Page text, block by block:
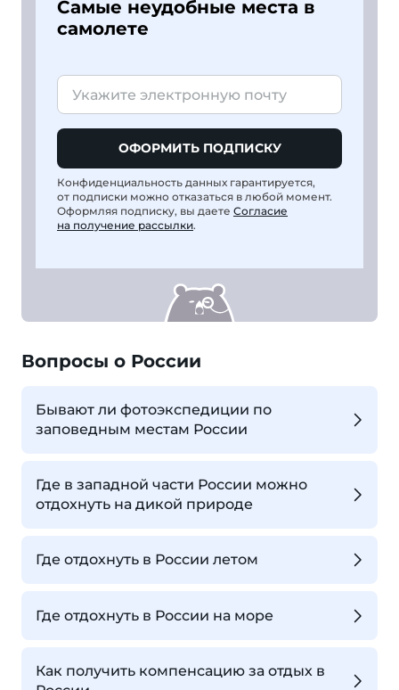
Самые неудобные места в
самолете
ОФОРМИТЬ ПОДПИСКУ
Конфиденциальность данных гарантируется,
от подписки можно отказаться в любой момент.
Оформляя подписку, вы даете Согласие
на получение рассылки.
Вопросы о России
Бывают ли фотоэкспедиции по
заповедным местам России
Где в западной части России можно
отдохнуть на дикой природе
Где отдохнуть в России летом
Где отдохнуть в России на море
Как получить компенсацию за отдых в